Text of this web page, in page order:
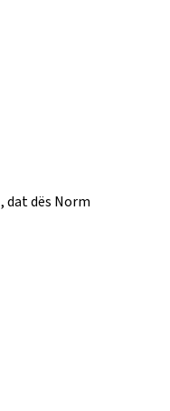
, dat dës Norm